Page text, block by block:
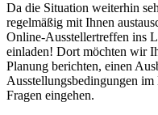
Da die Situation weiterhin
regelmäßig mit Ihnen
Online-Ausstellertreffen ins
einladen! Dort möchten wir
Planung berichten, einen
Ausstellungsbedingungen
Fragen eingehen.